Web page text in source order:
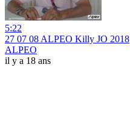
5:22
27 07 08 ALPEO Killy JO 2018
ALPEO
il y a 18 ans